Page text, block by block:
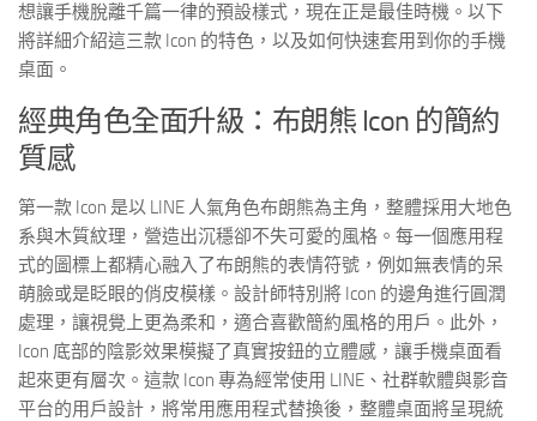
想讓手機脫離千篇一律的預設樣式，現在正是最佳時機。以下
將詳細介紹這三款 Icon 的特色，以及如何快速套用到你的手機
桌面。
經典角色全面升級：布朗熊 Icon 的簡約
質感
第一款 Icon 是以 LINE 人氣角色布朗熊為主角，整體採用大地色
系與木質紋理，營造出沉穩卻不失可愛的風格。每一個應用程
式的圖標上都精心融入了布朗熊的表情符號，例如無表情的呆
萌臉或是眨眼的俏皮模樣。設計師特別將 Icon 的邊角進行圓潤
處理，讓視覺上更為柔和，適合喜歡簡約風格的用戶。此外，
Icon 底部的陰影效果模擬了真實按鈕的立體感，讓手機桌面看
起來更有層次。這款 Icon 專為經常使用 LINE、社群軟體與影音
平台的用戶設計，將常用應用程式替換後，整體桌面將呈現統